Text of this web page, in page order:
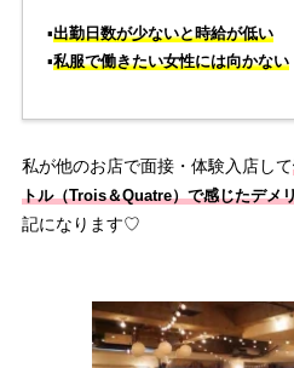
▪️出勤日数が少ないと時給が低い
▪️私服で働きたい女性には向かない
私が他のお店で面接・体験入店して
トル（Trois＆Quatre）で感じたデメ
記になります♡